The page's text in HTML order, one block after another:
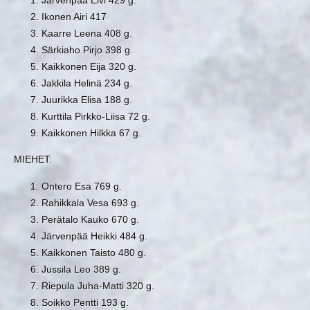
Ikonen Airi 417
Kaarre Leena 408 g.
Särkiaho Pirjo 398 g.
Kaikkonen Eija 320 g.
Jakkila Helinä 234 g.
Juurikka Elisa 188 g.
Kurttila Pirkko-Liisa 72 g.
Kaikkonen Hilkka 67 g.
MIEHET:
Ontero Esa 769 g.
Rahikkala Vesa 693 g.
Perätalo Kauko 670 g.
Järvenpää Heikki 484 g.
Kaikkonen Taisto 480 g.
Jussila Leo 389 g.
Riepula Juha-Matti 320 g.
Soikko Pentti 193 g.